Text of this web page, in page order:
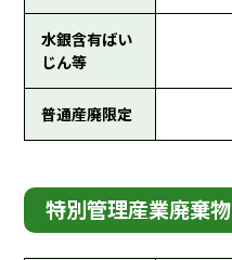
水銀含有ばい
じん等
普通産廃限定
特別管理産業廃棄物